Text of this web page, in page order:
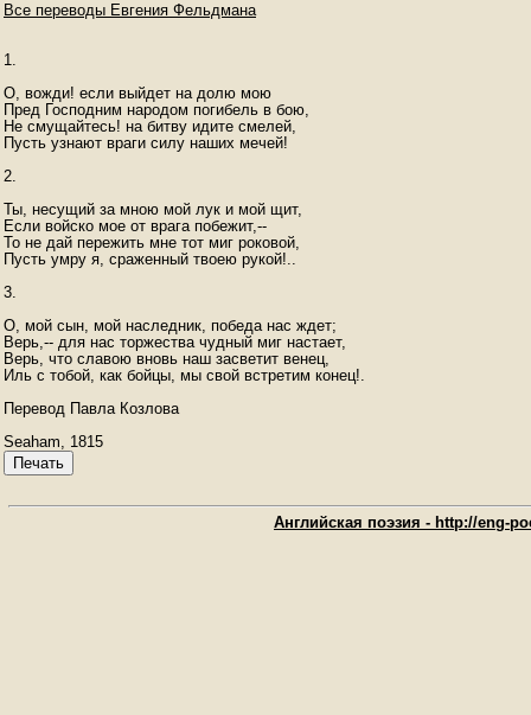
Все переводы Евгения Фельдмана
1.
О, вожди! если выйдет на долю мою
Пред Господним народом погибель в бою,
Не смущайтесь! на битву идите смелей,
Пусть узнают враги силу наших мечей!
2.
Ты, несущий за мною мой лук и мой щит,
Если войско мое от врага побежит,--
То не дай пережить мне тот миг роковой,
Пусть умру я, сраженный твоею рукой!..
3.
О, мой сын, мой наследник, победа нас ждет;
Верь,-- для нас торжества чудный миг настает,
Верь, что славою вновь наш засветит венец,
Иль с тобой, как бойцы, мы свой встретим конец!.
Seaham, 1815
Печать
Английская поэзия - http://eng-